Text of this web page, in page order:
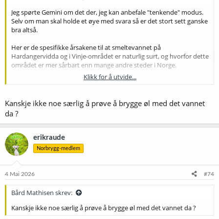
Jeg spørte Gemini om det der, jeg kan anbefale "tenkende" modus.
Selv om man skal holde et øye med svara så er det stort sett ganske
bra altså.
Her er de spesifikke årsakene til at smeltevannet på
Hardangervidda og i Vinje-området er naturlig surt, og hvorfor dette
området er mer sårbart enn mange andre steder i Norge.
gneis)​
består i stor grad avprekambrisk granitt og gneis.
Ingen nøytralisering:
(kalsiumkarbonat).
Manglende buffer:
Når sur nedbør eller smeltevann treffer
denne steinen, finnes det ingen alkaliske mineraler som kan
"spise opp" syren. Vannet forblir derfor surt helt til det når
større vassdrag eller havet.
Klikk for å utvide...
Kanskje ikke noe særlig å prøve å brygge øl med det vannet
da ?
erikraude
Norbrygg-medlem
4 Mai 2026 #74
Bård Mathisen skrev:
Kanskje ikke noe særlig å prøve å brygge øl med det vannet da ?